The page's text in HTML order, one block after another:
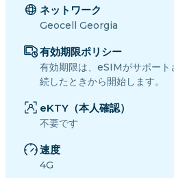
ネットワーク
Geocell Georgia
有効期限ポリシー
有効期限は、eSIMがサポート
続したときから開始します。
eKTY（本人確認）
不要です
速度
4G